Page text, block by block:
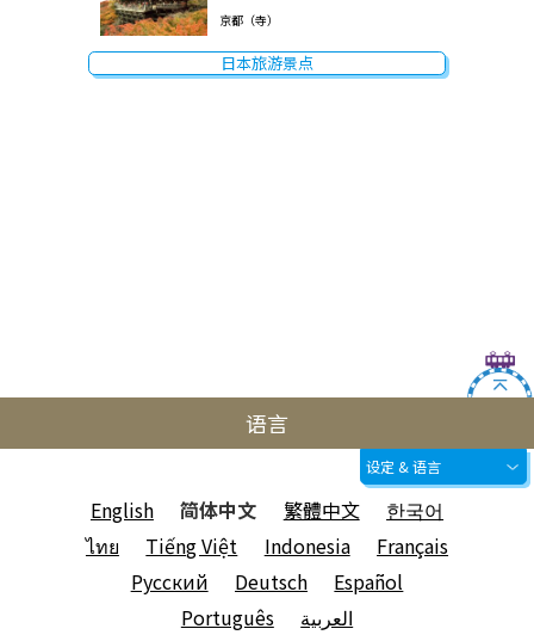
京都（寺）
日本旅游景点
语言
设定 & 语言
English 简体中文 繁體中文
한국어
ไทย
Tiếng Việt Indonesia
Français
Русский
Deutsch
Español
Português
العربية